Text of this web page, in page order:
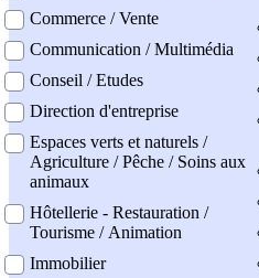
Commerce / Vente
Communication / Multimédia
Conseil / Etudes
Direction d'entreprise
Espaces verts et naturels /
Agriculture / Pêche / Soins aux
animaux
Hôtellerie - Restauration /
Tourisme / Animation
Immobilier